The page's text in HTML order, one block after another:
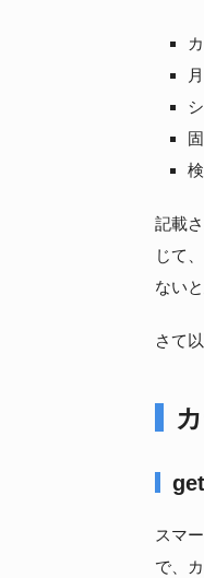
記載
じて
ない
さて
スマ
で、